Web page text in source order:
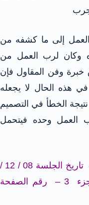
إلى ما كشفه من
وكان لرب العمل من
خبرة وفن المقاول فإن
هذه الحال لا يجعله
الخطأ في التصميم
العمل وحده فيتحمل
[الطعن رقم 440 – لسنــة 31 ق – تاريخ الجلسة 08 / 12 /
1966 – مكتب فني 17 – رقم الجزء 3 – رقم الصفحة